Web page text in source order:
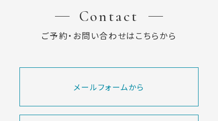
Contact
ご予約・お問い合わせはこちらから
メールフォームから